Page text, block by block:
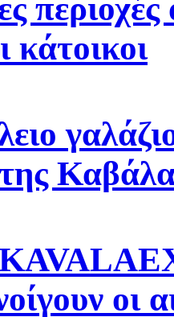
κάτοικοι
οι